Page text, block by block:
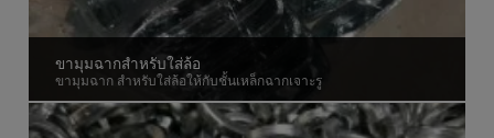
ขามุมฉากสำหรับใส่ล้อ
ขามุมฉาก สำหรับใส่ล้อให้กับชั้นเหล็กฉากเจาะรู